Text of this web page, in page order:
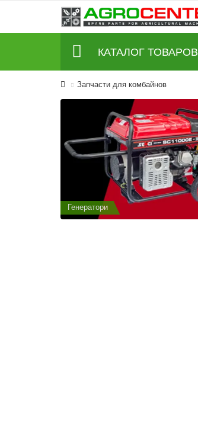
КАТАЛОГ ТОВАРОВ
Запчасти для комбайнов
Генератори